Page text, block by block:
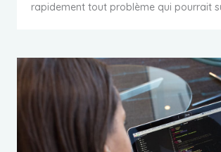
rapidement tout problème qui pourrait